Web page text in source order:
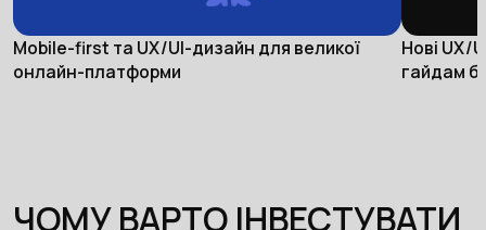
Mobile-first та UX/UI-дизайн для великої
онлайн-платформи
Нові UX/
гайдам
ЧОМУ ВАРТО ІНВЕСТУВАТИ